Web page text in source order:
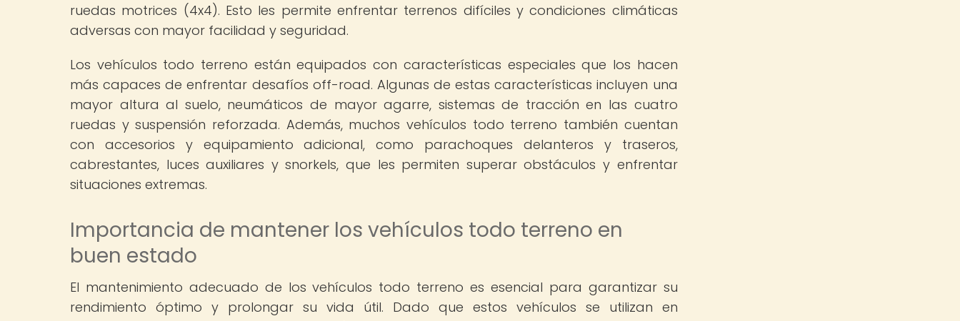
ruedas motrices (4x4). Esto les permite enfrentar terrenos difíciles y condiciones climáticas
adversas con mayor facilidad y seguridad.
Los vehículos todo terreno están equipados con características especiales que los hacen
más capaces de enfrentar desafíos off-road. Algunas de estas características incluyen una
mayor altura al suelo, neumáticos de mayor agarre, sistemas de tracción en las cuatro
ruedas y suspensión reforzada. Además, muchos vehículos todo terreno también cuentan
con accesorios y equipamiento adicional, como parachoques delanteros y traseros,
cabrestantes, luces auxiliares y snorkels, que les permiten superar obstáculos y enfrentar
situaciones extremas.
Importancia de mantener los vehículos todo terreno en
buen estado
El mantenimiento adecuado de los vehículos todo terreno es esencial para garantizar su
rendimiento óptimo y prolongar su vida útil. Dado que estos vehículos se utilizan en